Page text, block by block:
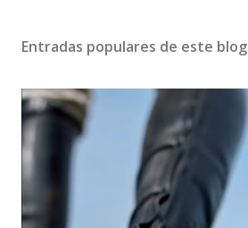
Entradas populares de este blog